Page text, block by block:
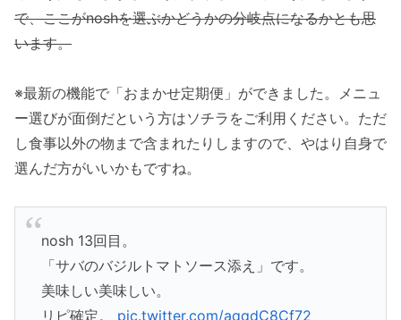
で、ここがnoshを選ぶかどうかの分岐点になるかとも思
います。
※最新の機能で「おまかせ定期便」ができました。メニュ
ー選びが面倒だという方はソチラをご利用ください。ただ
し食事以外の物まで含まれたりしますので、やはり自身で
選んだ方がいいかもですね。
nosh 13回目。
「サバのバジルトマトソース添え」です。
美味しい美味しい。
リピ確定。 pic.twitter.com/aqqdC8Cf72